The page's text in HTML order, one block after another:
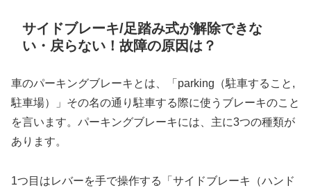
サイドブレーキ/足踏み式が解除できな
い・戻らない！故障の原因は？
車のパーキングブレーキとは、「parking（駐車すること,
駐車場）」その名の通り駐車する際に使うブレーキのこと
を言います。パーキングブレーキには、主に3つの種類が
あります。
1つ目はレバーを手で操作する「サイドブレーキ（ハンド